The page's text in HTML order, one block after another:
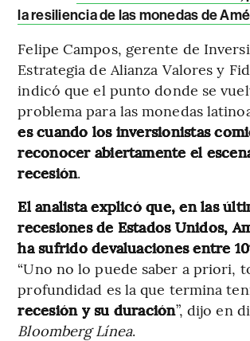
la resiliencia de las monedas de
Felipe Campos, gerente de
Estrategia de Alianza Valores y
indicó que el punto donde se
problema para las monedas
es cuando los inversionistas
reconocer abiertamente el
recesión.
El analista explicó que, en las
recesiones de Estados Unidos,
ha sufrido devaluaciones entre
“Uno no lo puede saber a priori,
profundidad es la que termina
recesión y su duración”, dijo en
Bloomberg Línea.